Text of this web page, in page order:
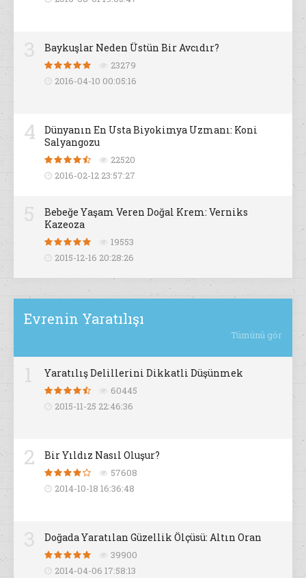
Baykuşlar Neden Üstün Bir Avcıdır?
23279
2016-04-10 00:05:16
4
Dünyanın En Usta Biyokimya Uzmanı: Koni
Salyangozu
22520
2016-02-12 23:57:27
Bebeğe Yaşam Veren Doğal Krem: Verniks
Kazeoza
19553
2015-12-16 20:28:26
Evrenin Yaratılışı
Tümünü gör
Yaratılış Delillerini Dikkatli Düşünmek
60445
2015-11-25 22:46:36
2 Bir Yıldız Nasıl Oluşur?
57608
2014-10-18 16:36:48
Doğada Yaratılan Güzellik Ölçüsü: Altın Oran
39900
2014-04-06 17:58:13